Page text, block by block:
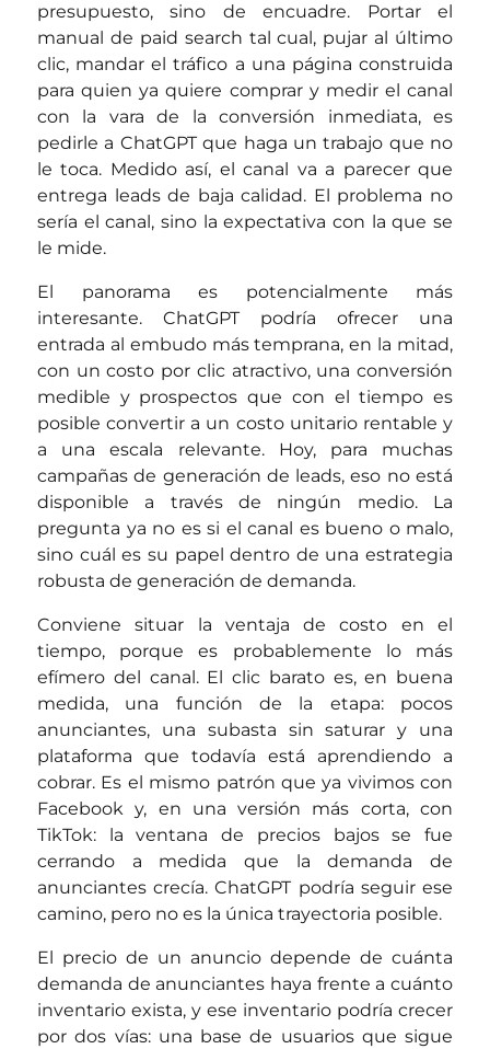
presupuesto, sino de encuadre. Portar el
manual de paid search tal cual, pujar al último
clic, mandar el tráfico a una página construida
para quien ya quiere comprar y medir el canal
con la vara de la conversión inmediata, es
pedirle a ChatGPT que haga un trabajo que no
le toca. Medido así, el canal va a parecer que
entrega leads de baja calidad. El problema no
sería el canal, sino la expectativa con la que se
le mide.
El panorama es potencialmente más
interesante. ChatGPT podría ofrecer una
entrada al embudo más temprana, en la mitad,
con un costo por clic atractivo, una conversión
medible y prospectos que con el tiempo es
posible convertir a un costo unitario rentable y
a una escala relevante. Hoy, para muchas
campañas de generación de leads, eso no está
disponible a través de ningún medio. La
pregunta ya no es si el canal es bueno o malo,
sino cuál es su papel dentro de una estrategia
robusta de generación de demanda.
Conviene situar la ventaja de costo en el
tiempo, porque es probablemente lo más
efímero del canal. El clic barato es, en buena
medida, una función de la etapa: pocos
anunciantes, una subasta sin saturar y una
plataforma que todavía está aprendiendo a
cobrar. Es el mismo patrón que ya vivimos con
Facebook y, en una versión más corta, con
TikTok: la ventana de precios bajos se fue
cerrando a medida que la demanda de
anunciantes crecía. ChatGPT podría seguir ese
camino, pero no es la única trayectoria posible.
El precio de un anuncio depende de cuánta
demanda de anunciantes haya frente a cuánto
inventario exista, y ese inventario podría crecer
por dos vías: una base de usuarios que sigue